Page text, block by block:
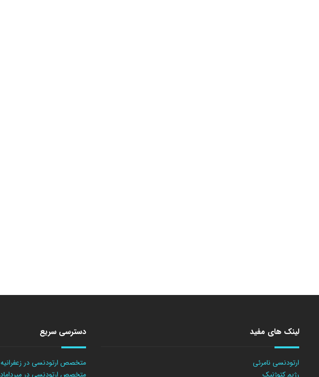
لینک های مفید
ارتودنسی نامرئی
رژیم کتوژنیک
دسترسی سریع
متخصص ارتودنسی در زعفرانیه
متخصص ارتودنسی در میرداماد